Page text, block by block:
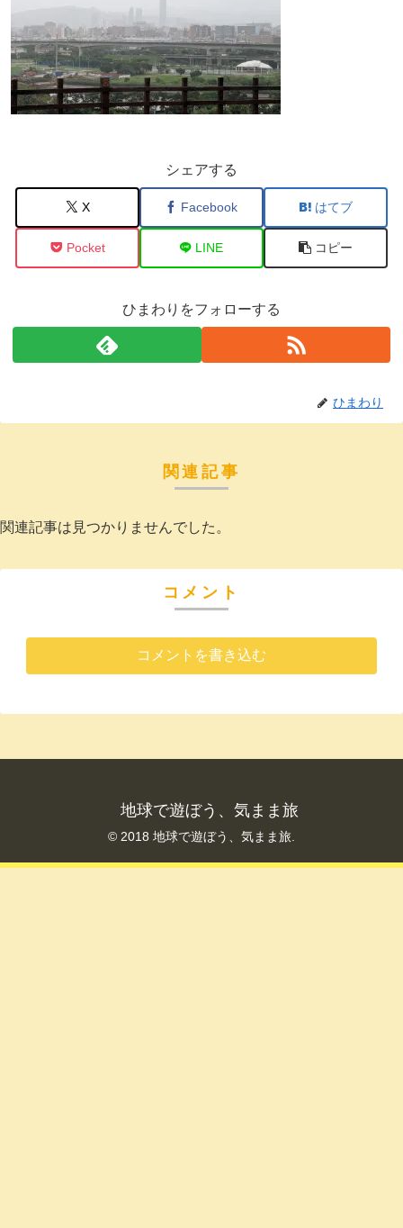
シェアする
X Facebook はてブ
Pocket LINE コピー
ひまわりをフォローする
ひまわり
関連記事
関連記事は見つかりませんでした。
コメント
コメントを書き込む
地球で遊ぼう、気まま旅
© 2018 地球で遊ぼう、気まま旅.